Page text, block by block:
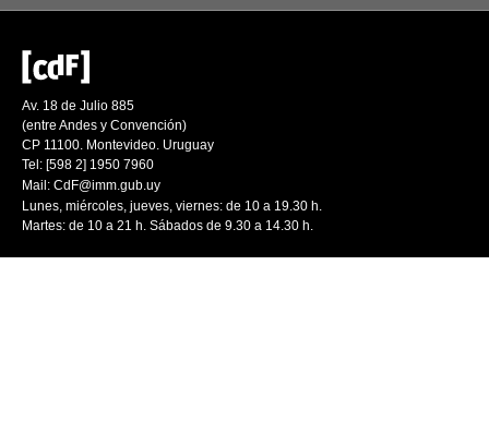
Av. 18 de Julio 885
(entre Andes y Convención)
CP 11100. Montevideo. Uruguay
Tel: [598 2] 1950 7960
Mail: CdF@imm.gub.uy
Lunes, miércoles, jueves, viernes: de 10 a 19.30 h.
Martes: de 10 a 21 h. Sábados de 9.30 a 14.30 h.